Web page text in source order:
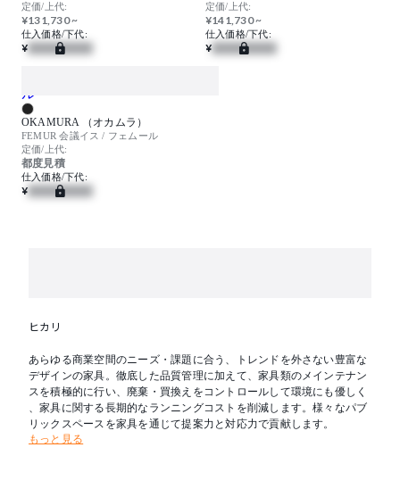
定価/上代:
¥131,730 ~
仕入価格/下代:
¥
定価/上代:
¥141,730 ~
仕入価格/下代:
¥
OKAMURA （オカムラ）
FEMUR 会議イス / フェムール
定価/上代:
都度見積
仕入価格/下代:
¥
ヒカリ
あらゆる商業空間のニーズ・課題に合う、トレンドを外さない豊富な
デザインの家具。徹底した品質管理に加えて、家具類のメインテナン
スを積極的に行い、廃棄・買換えをコントロールして環境にも優しく
、家具に関する長期的なランニングコストを削減します。様々なパブ
リックスペースを家具を通じて提案力と対応力で貢献します。
もっと見る